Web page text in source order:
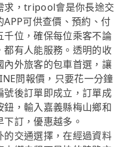
求，tripool會是你長途交
可供查價、預約、付
位，確保每位乘客不論
有人能服務。透明的收
內外旅客的包車首選，讓
問報價，只要花一分鐘
後訂單即成立，訂單成
，輸入嘉義縣梅山鄉和
訂，優惠越多。
交通選擇，在經過資料